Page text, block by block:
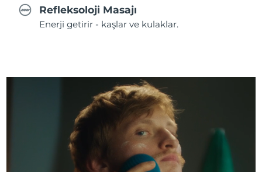
Refleksoloji Masajı
Enerji getirir - kaşlar ve kulaklar.